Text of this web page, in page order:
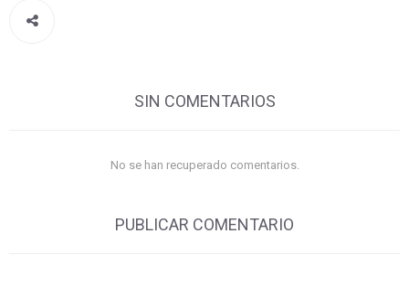
SIN COMENTARIOS
No se han recuperado comentarios.
PUBLICAR COMENTARIO